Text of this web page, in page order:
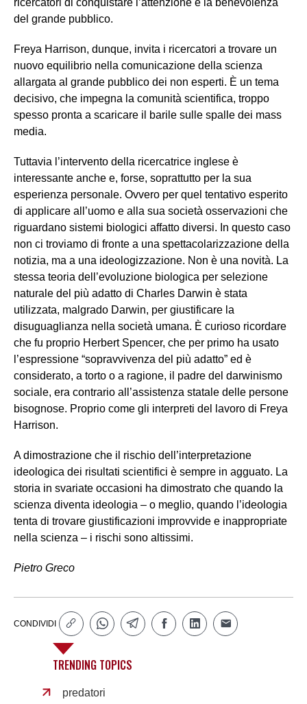
del grande pubblico.
Freya Harrison, dunque, invita i ricercatori a trovare un
nuovo equilibrio nella comunicazione della scienza
allargata al grande pubblico dei non esperti. È un tema
decisivo, che impegna la comunità scientifica, troppo
spesso pronta a scaricare il barile sulle spalle dei mass
media.
Tuttavia l’intervento della ricercatrice inglese è
interessante anche e, forse, soprattutto per la sua
esperienza personale. Ovvero per quel tentativo esperito
di applicare all’uomo e alla sua società osservazioni che
riguardano sistemi biologici affatto diversi. In questo caso
non ci troviamo di fronte a una spettacolarizzazione della
notizia, ma a una ideologizzazione. Non è una novità. La
stessa teoria dell’evoluzione biologica per selezione
naturale del più adatto di Charles Darwin è stata
utilizzata, malgrado Darwin, per giustificare la
disuguaglianza nella società umana. È curioso ricordare
che fu proprio Herbert Spencer, che per primo ha usato
l’espressione “sopravvivenza del più adatto” ed è
considerato, a torto o a ragione, il padre del darwinismo
sociale, era contrario all’assistenza statale delle persone
bisognose. Proprio come gli interpreti del lavoro di Freya
Harrison.
A dimostrazione che il rischio dell’interpretazione
ideologica dei risultati scientifici è sempre in agguato. La
storia in svariate occasioni ha dimostrato che quando la
scienza diventa ideologia – o meglio, quando l’ideologia
tenta di trovare giustificazioni improvvide e inappropriate
nella scienza – i rischi sono altissimi.
Pietro Greco
CONDIVIDI
TRENDING TOPICS
predatori